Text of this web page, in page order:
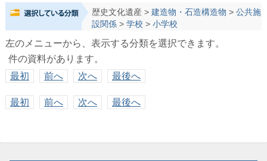
歴史文化遺産> 建造物・石造構造物 > 公共施
設関係> 学校 > 小学校
左のメニューから、表示する分類を選択できます。
件の資料があります。
最初
前へ 次へ 最後へ
最初 前へ 次へ 最後へ